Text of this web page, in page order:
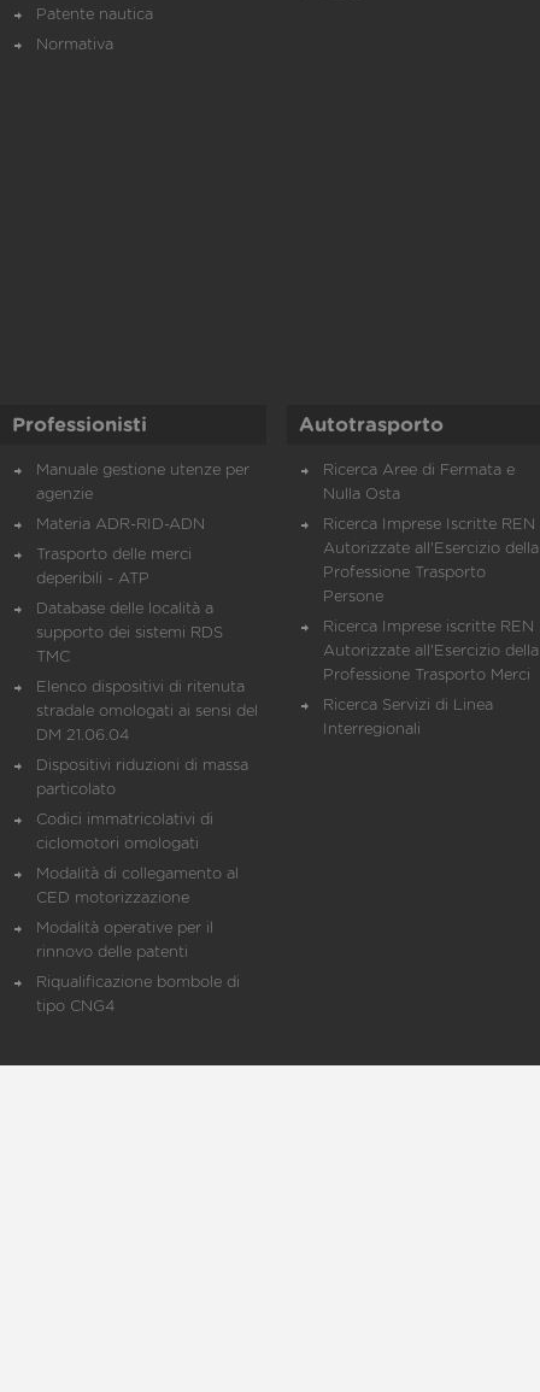
Patente nautica
Normativa
Professionisti
Manuale gestione utenze per
agenzie
Materia ADR-RID-ADN
Trasporto delle merci
deperibili - ATP
Database delle località a
supporto dei sistemi RDS
TMC
Elenco dispositivi di ritenuta
stradale omologati ai sensi del
DM 21.06.04
Dispositivi riduzioni di massa
particolato
Codici immatricolativi di
ciclomotori omologati
Modalità di collegamento al
CED motorizzazione
Modalità operative per il
rinnovo delle patenti
Riqualificazione bombole di
tipo CNG4
Autotrasporto
Ricerca Aree di Fermata e
Nulla Osta
Ricerca Imprese Iscritte REN
Autorizzate all'Esercizio della
Professione Trasporto
Persone
Ricerca Imprese iscritte REN
Autorizzate all'Esercizio della
Professione Trasporto Merci
Ricerca Servizi di Linea
Interregionali